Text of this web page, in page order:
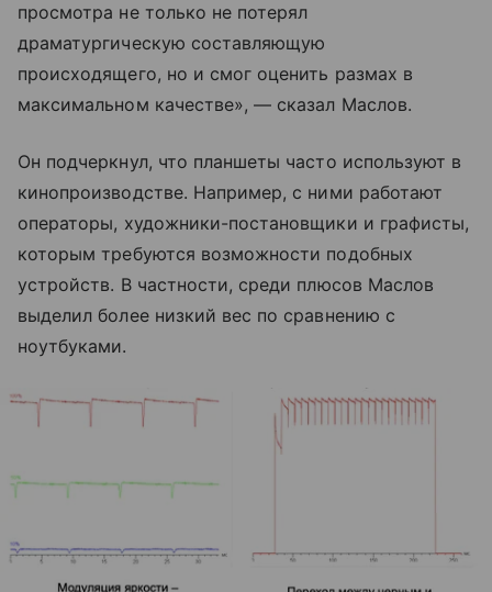
просмотра не только не потерял
драматургическую составляющую
происходящего, но и смог оценить размах в
максимальном качестве», — сказал Маслов.
Он подчеркнул, что планшеты часто используют в
кинопроизводстве. Например, с ними работают
операторы, художники-постановщики и графисты,
которым требуются возможности подобных
устройств. В частности, среди плюсов Маслов
выделил более низкий вес по сравнению с
ноутбуками.